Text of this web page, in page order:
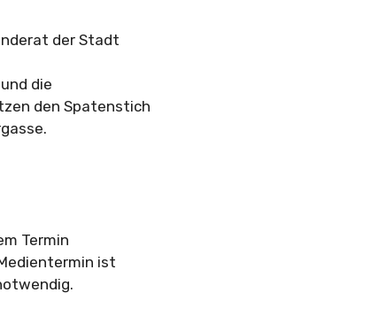
der Stadt
die
den Spatenstich
Termin
ist